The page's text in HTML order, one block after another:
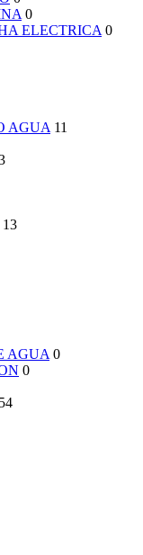
0
ELECTRICA 0
AGUA 11
13
AGUA 0
0
54